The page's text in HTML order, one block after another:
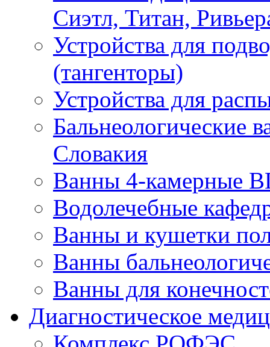
Сиэтл, Титан,
Устройства для
(тангенторы)
Устройства для
Бальнеологические
Словакия
Ванны 4-камерные
Водолечебные
Ванны и кушетки
Ванны
Ванны для
Диагностическое